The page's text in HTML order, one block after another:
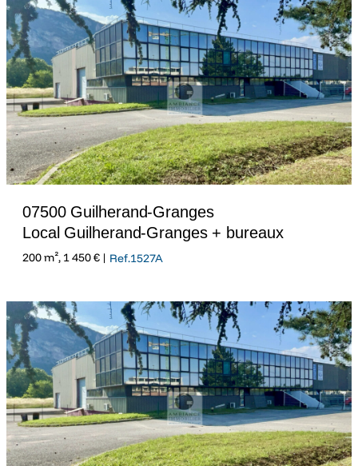
07500 Guilherand-Granges
Local Guilherand-Granges + bureaux
200 m², 1 450 € | Ref.1527A